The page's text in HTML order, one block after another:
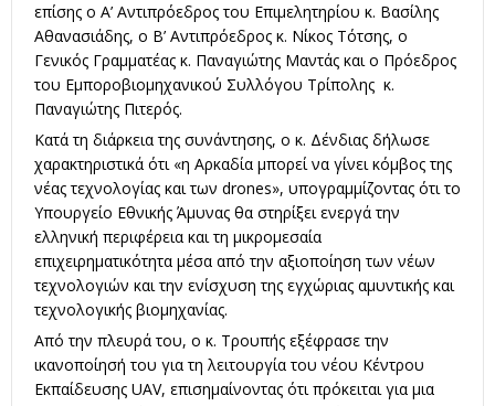
επίσης ο Α’ Αντιπρόεδρος του Επιμελητηρίου κ. Βασίλης
Αθανασιάδης, ο Β’ Αντιπρόεδρος κ. Νίκος Τότσης, ο
Γενικός Γραμματέας κ. Παναγιώτης Μαντάς και ο Πρόεδρος
του Εμποροβιομηχανικού Συλλόγου Τρίπολης κ.
Παναγιώτης Πιτερός.
Κατά τη διάρκεια της συνάντησης, ο κ. Δένδιας δήλωσε
χαρακτηριστικά ότι «η Αρκαδία μπορεί να γίνει κόμβος της
νέας τεχνολογίας και των drones», υπογραμμίζοντας ότι το
Υπουργείο Εθνικής Άμυνας θα στηρίξει ενεργά την
ελληνική περιφέρεια και τη μικρομεσαία
επιχειρηματικότητα μέσα από την αξιοποίηση των νέων
τεχνολογιών και την ενίσχυση της εγχώριας αμυντικής και
τεχνολογικής βιομηχανίας.
Από την πλευρά του, ο κ. Τρουπής εξέφρασε την
ικανοποίησή του για τη λειτουργία του νέου Κέντρου
Εκπαίδευσης UAV, επισημαίνοντας ότι πρόκειται για μια